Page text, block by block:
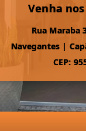
Venha
Rua Maraba
Navegantes |
CEP: